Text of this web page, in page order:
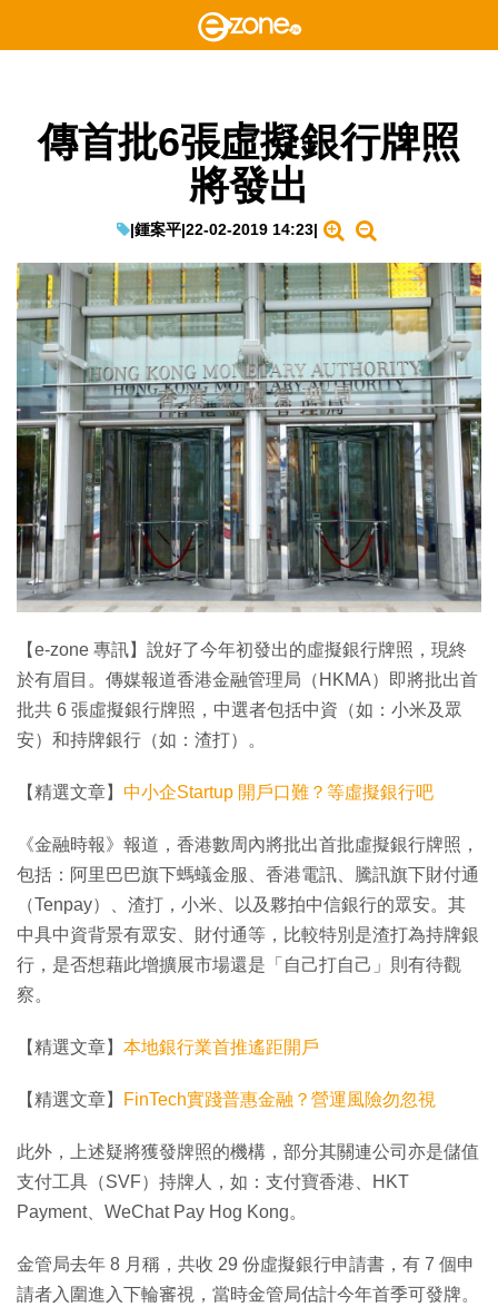
傳首批6張虛擬銀行牌照
將發出
|鍾案平|22-02-2019 14:23|
【e-zone 專訊】說好了今年初發出的虛擬銀行牌照，現終
於有眉目。傳媒報道香港金融管理局（HKMA）即將批出首
批共 6 張虛擬銀行牌照，中選者包括中資（如：小米及眾
安）和持牌銀行（如：渣打）。
【精選文章】 中小企Startup 開戶口難？等虛擬銀行吧
《金融時報》報道，香港數周內將批出首批虛擬銀行牌照，
包括：阿里巴巴旗下螞蟻金服、香港電訊、騰訊旗下財付通
（Tenpay）、渣打，小米、以及夥拍中信銀行的眾安。其
中具中資背景有眾安、財付通等，比較特別是渣打為持牌銀
行，是否想藉此增擴展市場還是「自己打自己」則有待觀
察。
【精選文章】 本地銀行業首推遙距開戶
【精選文章】 FinTech實踐普惠金融？營運風險勿忽視
此外，上述疑將獲發牌照的機構，部分其關連公司亦是儲值
支付工具（SVF）持牌人，如：支付寶香港、HKT
Payment、WeChat Pay Hog Kong。
金管局去年 8 月稱，共收 29 份虛擬銀行申請書，有 7 個申
請者入圍進入下輪審視，當時金管局估計今年首季可發牌。